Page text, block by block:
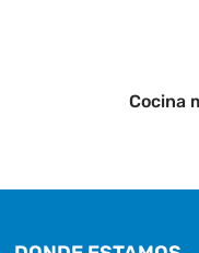
Cocina